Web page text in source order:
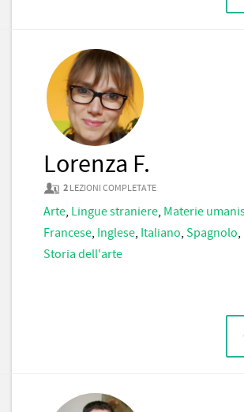
Lorenza F.
2 LEZIONI COMPLETATE
Arte, Lingue straniere, Materie
Francese, Inglese, Italiano, Spagnolo,
Storia dell'arte